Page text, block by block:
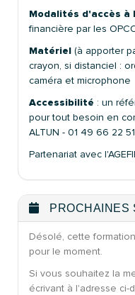
Modalités d'accès à
financière par les
Matériel (à apporter
crayon, si distanciel :
caméra et microphone
Accessibilité : un
pour tout besoin en
ALTUN - 01 49 66 22
Partenariat avec
PROCHAINES
Désolé, cette
pour le moment.
Si vous souhaitez la
écrivant à l'adresse ci-